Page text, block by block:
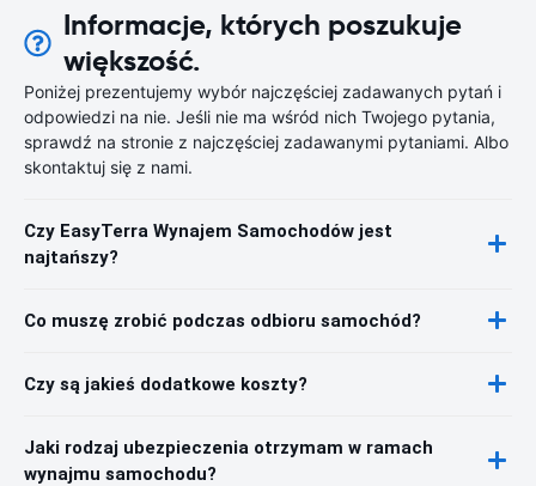
Informacje, których poszukuje
większość.
Poniżej prezentujemy wybór najczęściej zadawanych pytań i
odpowiedzi na nie. Jeśli nie ma wśród nich Twojego pytania,
sprawdź na stronie z najczęściej zadawanymi pytaniami. Albo
skontaktuj się z nami.
Czy EasyTerra Wynajem Samochodów jest
najtańszy?
Co muszę zrobić podczas odbioru samochód?
Czy są jakieś dodatkowe koszty?
Jaki rodzaj ubezpieczenia otrzymam w ramach
wynajmu samochodu?